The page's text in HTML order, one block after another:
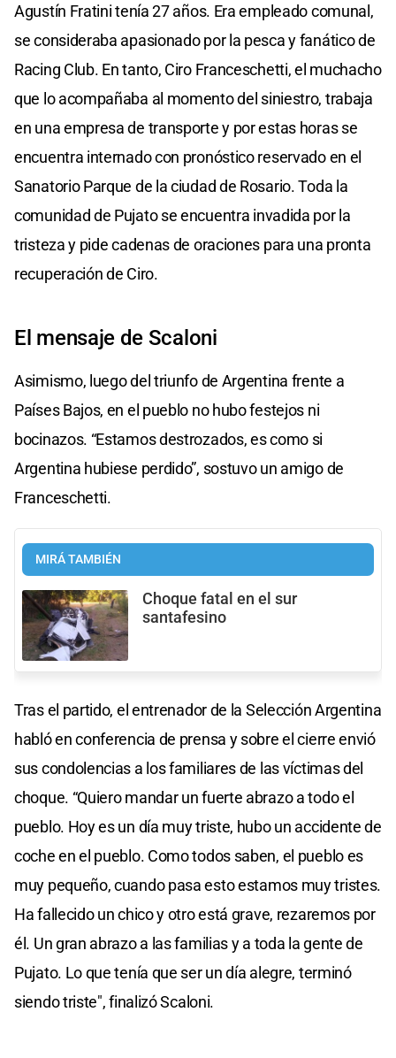
Agustín Fratini tenía 27 años. Era empleado comunal,
se consideraba apasionado por la pesca y fanático de
Racing Club. En tanto, Ciro Franceschetti, el muchacho
que lo acompañaba al momento del siniestro, trabaja
en una empresa de transporte y por estas horas se
encuentra internado con pronóstico reservado en el
Sanatorio Parque de la ciudad de Rosario. Toda la
comunidad de Pujato se encuentra invadida por la
tristeza y pide cadenas de oraciones para una pronta
recuperación de Ciro.
El mensaje de Scaloni
Asimismo, luego del triunfo de Argentina frente a
Países Bajos, en el pueblo no hubo festejos ni
bocinazos. “Estamos destrozados, es como si
Argentina hubiese perdido”, sostuvo un amigo de
Franceschetti.
MIRÁ TAMBIÉN
Choque fatal en el sur
santafesino
Tras el partido, el entrenador de la Selección Argentina
habló en conferencia de prensa y sobre el cierre envió
sus condolencias a los familiares de las víctimas del
choque. “Quiero mandar un fuerte abrazo a todo el
pueblo. Hoy es un día muy triste, hubo un accidente de
coche en el pueblo. Como todos saben, el pueblo es
muy pequeño, cuando pasa esto estamos muy tristes.
Ha fallecido un chico y otro está grave, rezaremos por
él. Un gran abrazo a las familias y a toda la gente de
Pujato. Lo que tenía que ser un día alegre, terminó
siendo triste", finalizó Scaloni.